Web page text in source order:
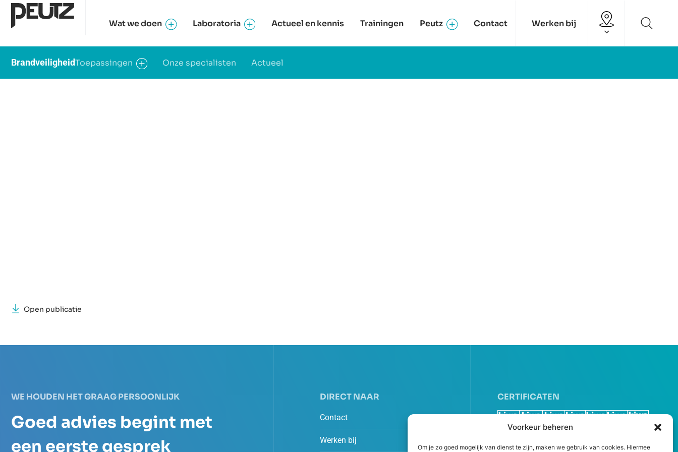
Voorkeur beheren
Om je zo goed mogelijk van dienst te zijn, maken we gebruik van cookies. Hiermee
Wat we doen Laboratoria Actueel en kennis Trainingen Peutz Contact Werken bij
BrandveiligheidToepassingen Onze specialisten Actueel
Open publicatie
WE HOUDEN HET GRAAG PERSOONLIJK
Goed advies begint met
een eerste gesprek
DIRECT NAAR
Contact
Werken bij
CERTIFICATEN